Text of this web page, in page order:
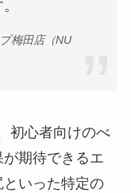
梅田店（NU
初心者向けのべ
期待できるエ
いった特定の